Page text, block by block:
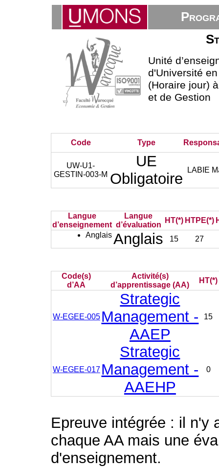
Unité
d'Université
(Horaire jour)
et de Gestion
Code Type
UW-U1-
GESTIN-003-M
UE
Obligatoire
LABIE
Langue
d’enseignement
Langue
d’évaluation
HT(*) HTPE(*)
AnglaisAnglais 15 27
Code(s)
d’AA
Activité(s)
d’apprentissage (AA)
HT(*)
W-EGEE-005
Strategic
Management -
AAEP
15
W-EGEE-017
Strategic
Management -
AAEHP
0
Epreuve intégrée : il n'y
chaque AA mais une
d'enseignement.